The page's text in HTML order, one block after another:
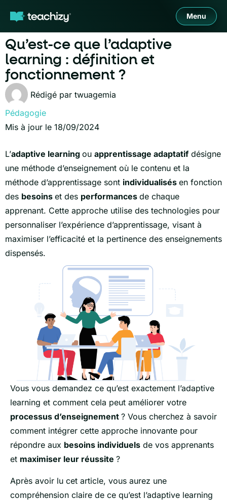
Menu
Qu’est-ce que l’adaptive
learning : définition et
fonctionnement ?
Rédigé par twuagemia
Pédagogie
Mis à jour le 18/09/2024
L’adaptive learning ou apprentissage adaptatifdésigne
une méthode d’enseignement où le contenu et la
méthode d’apprentissage sont individualisés en fonction
des besoins et des performances de chaque
apprenant. Cette approche utilise des technologies pour
personnaliser l’expérience d’apprentissage, visant à
maximiser l’efficacité et la pertinence des enseignements
dispensés.
Vous vous demandez ce qu’est exactement l’adaptive
learning et comment cela peut améliorer votre
processus d’enseignement ? Vous cherchez à savoir
comment intégrer cette approche innovante pour
répondre aux besoins individuels de vos apprenants
et maximiser leur réussite ?
Après avoir lu cet article, vous aurez une
compréhension claire de ce qu’est l’adaptive learning